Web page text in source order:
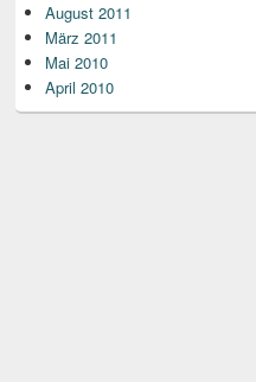
August 2011
März 2011
Mai 2010
April 2010